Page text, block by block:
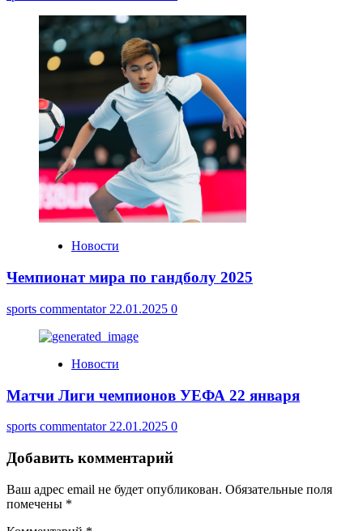
Новости
Чемпионат мира по гандболу 2025
sports commentator 22.01.2025 0
Новости
Матчи Лиги чемпионов УЕФА 22 января
sports commentator 22.01.2025 0
Добавить комментарий
Ваш адрес email не будет опубликован. Обязательные поля
помечены *